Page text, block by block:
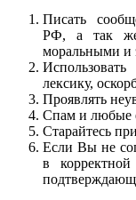
Писать
РФ, а так же
моральными и
лексику,
Проявлять
Спам и любые
Старайтесь
Если Вы не
в